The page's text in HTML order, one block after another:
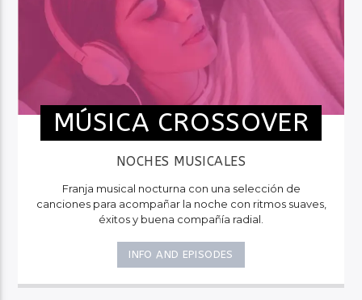
MÚSICA CROSSOVER
NOCHES MUSICALES
Franja musical nocturna con una selección de
canciones para acompañar la noche con ritmos suaves,
éxitos y buena compañía radial.
INFO AND EPISODES